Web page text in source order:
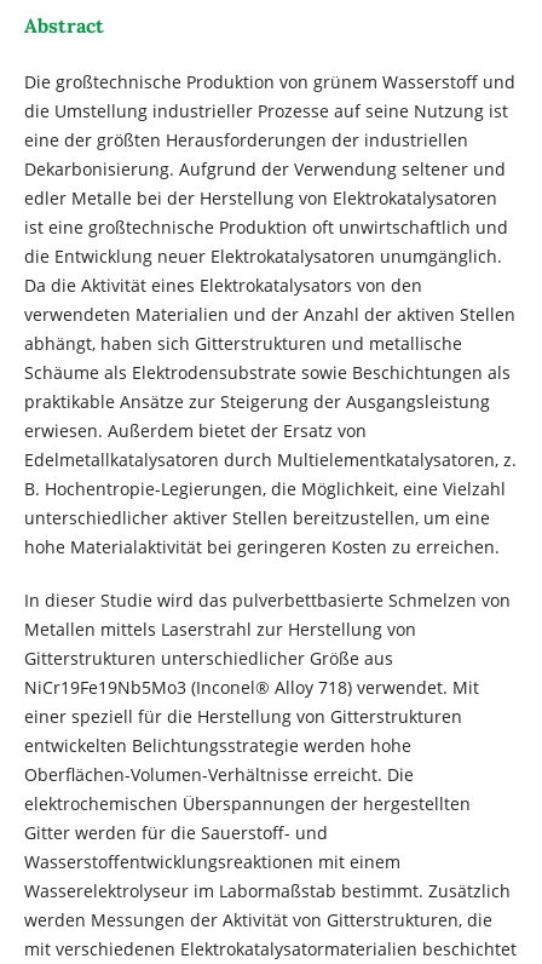
Abstract
Die großtechnische Produktion von grünem Wasserstoff und
die Umstellung industrieller Prozesse auf seine Nutzung ist
eine der größten Herausforderungen der industriellen
Dekarbonisierung. Aufgrund der Verwendung seltener und
edler Metalle bei der Herstellung von Elektrokatalysatoren
ist eine großtechnische Produktion oft unwirtschaftlich und
die Entwicklung neuer Elektrokatalysatoren unumgänglich.
Da die Aktivität eines Elektrokatalysators von den
verwendeten Materialien und der Anzahl der aktiven Stellen
abhängt, haben sich Gitterstrukturen und metallische
Schäume als Elektrodensubstrate sowie Beschichtungen als
praktikable Ansätze zur Steigerung der Ausgangsleistung
erwiesen. Außerdem bietet der Ersatz von
Edelmetallkatalysatoren durch Multielementkatalysatoren, z.
B. Hochentropie-Legierungen, die Möglichkeit, eine Vielzahl
unterschiedlicher aktiver Stellen bereitzustellen, um eine
hohe Materialaktivität bei geringeren Kosten zu erreichen.
In dieser Studie wird das pulverbettbasierte Schmelzen von
Metallen mittels Laserstrahl zur Herstellung von
Gitterstrukturen unterschiedlicher Größe aus
NiCr19Fe19Nb5Mo3 (Inconel® Alloy 718) verwendet. Mit
einer speziell für die Herstellung von Gitterstrukturen
entwickelten Belichtungsstrategie werden hohe
Oberflächen-Volumen-Verhältnisse erreicht. Die
elektrochemischen Überspannungen der hergestellten
Gitter werden für die Sauerstoff- und
Wasserstoffentwicklungsreaktionen mit einem
Wasserelektrolyseur im Labormaßstab bestimmt. Zusätzlich
werden Messungen der Aktivität von Gitterstrukturen, die
mit verschiedenen Elektrokatalysatormaterialien beschichtet